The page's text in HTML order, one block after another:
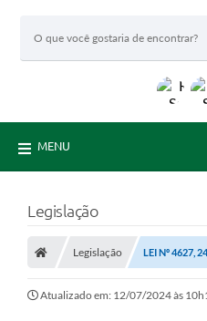
MENU
Legislação
Legislação LEI Nº 4627,
Atualizado em: 12/07/2024 às